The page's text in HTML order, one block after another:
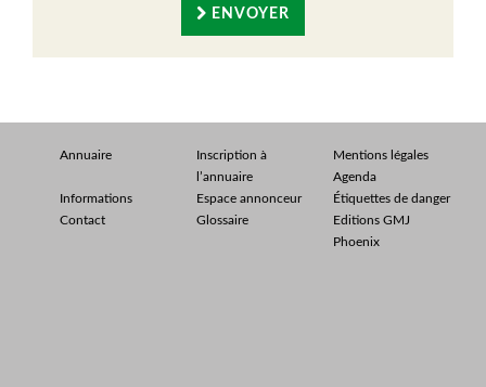
ENVOYER
Annuaire
Inscription à
l’annuaire
Mentions légales
Agenda
Informations
Espace annonceur
Étiquettes de danger
Contact
Glossaire
Editions GMJ
Phoenix